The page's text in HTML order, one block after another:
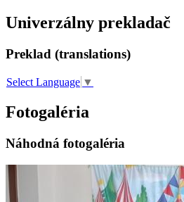
Univerzálny prekladač
Preklad (translations)
Select Language ▼
Fotogaléria
Náhodná fotogaléria